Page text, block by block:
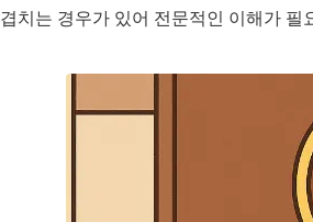
겹치는 경우가 있어 전문적인 이해가 필